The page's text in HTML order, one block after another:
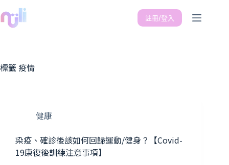
註冊/登入
標籤 疫情
健康
染疫、確診後該如何回歸運動/健身？【Covid-
19康復後訓練注意事項】